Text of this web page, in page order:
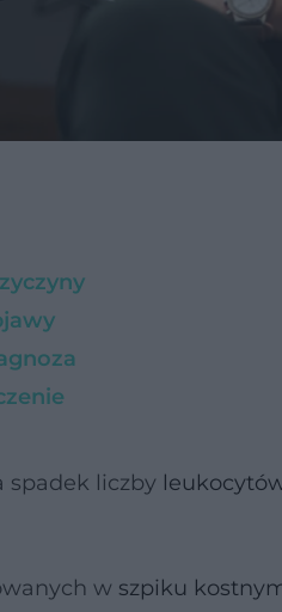
spadek liczby
w szpiku